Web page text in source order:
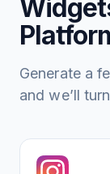
Generate a
and we’ll